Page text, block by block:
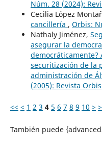
Núm. 28 (2024):
Cecilia L´opez
cancillería , Orbis:
Nathaly Jiménez,
asegurar la
democráticamente?
securitización de la
administración de
(2005): Revista Orbis
<< < 1 2 3 4 5 6 7 8 9 10 >
También puede